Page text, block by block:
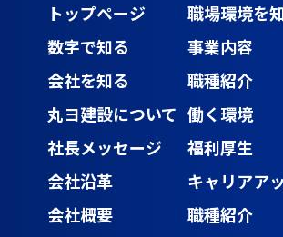
トップページ
数字で知る
会社を知る
丸ヨ建設について
社長メッセージ
会社沿革
会社概要
職場環境を
事業内容
職種紹介
働く環境
福利厚生
キャリアア
職種紹介